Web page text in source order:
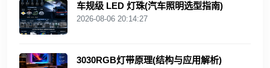
车规级 LED 灯珠(汽车照明选型指南)
2026-08-06 20:14:27
3030RGB灯带原理(结构与应用解析)